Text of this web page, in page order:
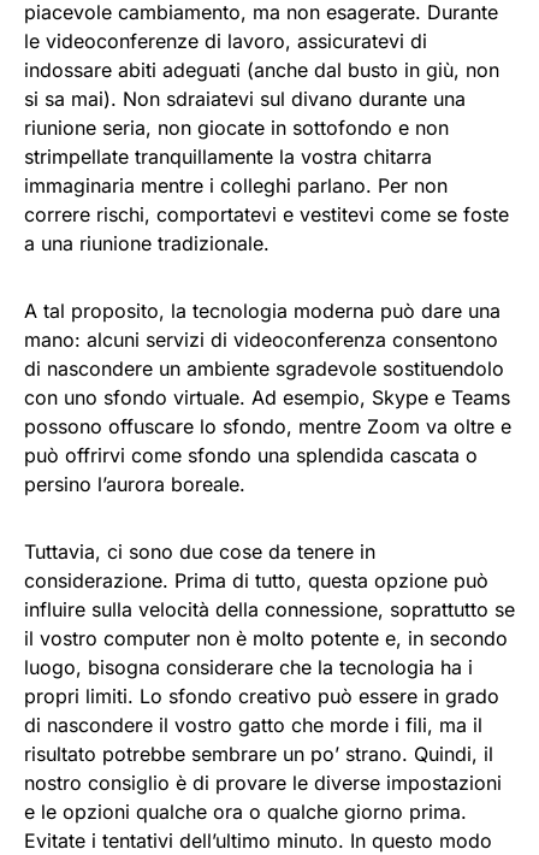
piacevole cambiamento, ma non esagerate. Durante
le videoconferenze di lavoro, assicuratevi di
indossare abiti adeguati (anche dal busto in giù, non
si sa mai). Non sdraiatevi sul divano durante una
riunione seria, non giocate in sottofondo e non
strimpellate tranquillamente la vostra chitarra
immaginaria mentre i colleghi parlano. Per non
correre rischi, comportatevi e vestitevi come se foste
a una riunione tradizionale.
A tal proposito, la tecnologia moderna può dare una
mano: alcuni servizi di videoconferenza consentono
di nascondere un ambiente sgradevole sostituendolo
con uno sfondo virtuale. Ad esempio, Skype e Teams
possono offuscare lo sfondo, mentre Zoom va oltre e
può offrirvi come sfondo una splendida cascata o
persino l’aurora boreale.
Tuttavia, ci sono due cose da tenere in
considerazione. Prima di tutto, questa opzione può
influire sulla velocità della connessione, soprattutto se
il vostro computer non è molto potente e, in secondo
luogo, bisogna considerare che la tecnologia ha i
propri limiti. Lo sfondo creativo può essere in grado
di nascondere il vostro gatto che morde i fili, ma il
risultato potrebbe sembrare un po’ strano. Quindi, il
nostro consiglio è di provare le diverse impostazioni
e le opzioni qualche ora o qualche giorno prima.
Evitate i tentativi dell’ultimo minuto. In questo modo